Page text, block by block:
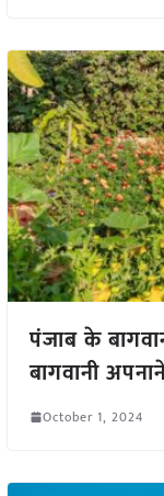
पंजाब के
बागवानी
October 1, 2024